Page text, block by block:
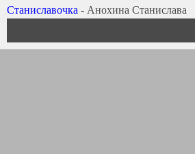
Станиславочка - Анохина Станислава